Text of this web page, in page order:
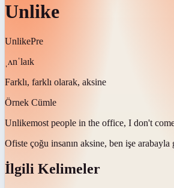
Unlike
UnlikePre
ˌʌnˈlaɪk
Farklı, farklı olarak, aksine
Örnek Cümle
Unlikemost people in the office, I don't
Ofiste çoğu insanın aksine, ben işe
İlgili Kelimeler